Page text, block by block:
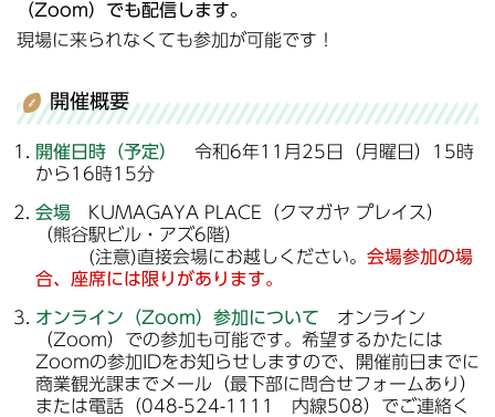
（Zoom）でも配信します。
現場に来られなくても参加が可能です！
開催概要
開催日時（予定）
令和6年11月25日（月曜日）15時
から16時15分
会場 KUMAGAYA PLACE（クマガヤ プレイス）
（熊谷駅ビル・アズ6階）
(注意)直接会場にお越しください。 会場参加の場
合、座席には限りがあります。
オンライン（Zoom）参加について オンライン
（Zoom）での参加も可能です。希望するかたには
Zoomの参加IDをお知らせしますので、開催前日までに
商業観光課までメール（最下部に問合せフォームあり）
または電話（048-524-1111 内線508）でご連絡く